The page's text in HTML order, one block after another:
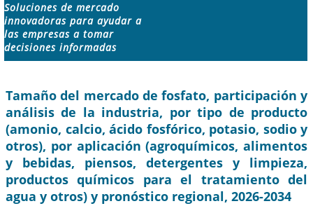
Soluciones de mercado
innovadoras para ayudar a
las empresas a tomar
decisiones informadas
Tamaño del mercado de fosfato, participación y
análisis de la industria, por tipo de producto
(amonio, calcio, ácido fosfórico, potasio, sodio y
otros), por aplicación (agroquímicos, alimentos
y bebidas, piensos, detergentes y limpieza,
productos químicos para el tratamiento del
agua y otros) y pronóstico regional, 2026-2034